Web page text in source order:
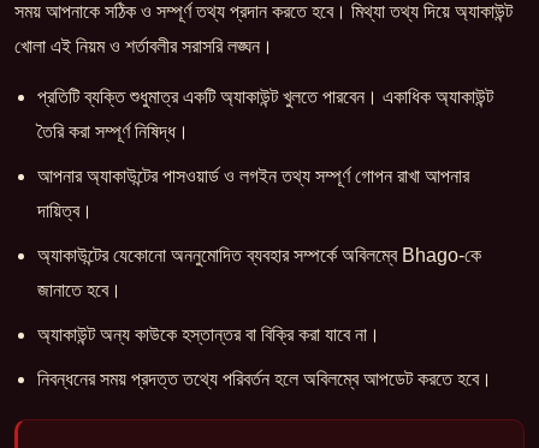
সময় আপনাকে সঠিক ও সম্পূর্ণ তথ্য প্রদান করতে হবে। মিথ্যা তথ্য দিয়ে অ্যাকাউন্ট
খোলা এই নিয়ম ও শর্তাবলীর সরাসরি লঙ্ঘন।
প্রতিটি ব্যক্তি শুধুমাত্র একটি অ্যাকাউন্ট খুলতে পারবেন। একাধিক অ্যাকাউন্ট
তৈরি করা সম্পূর্ণ নিষিদ্ধ।
আপনার অ্যাকাউন্টের পাসওয়ার্ড ও লগইন তথ্য সম্পূর্ণ গোপন রাখা আপনার
দায়িত্ব।
অ্যাকাউন্টের যেকোনো অননুমোদিত ব্যবহার সম্পর্কে অবিলম্বে Bhago-কে
জানাতে হবে।
অ্যাকাউন্ট অন্য কাউকে হস্তান্তর বা বিক্রি করা যাবে না।
নিবন্ধনের সময় প্রদত্ত তথ্যে পরিবর্তন হলে অবিলম্বে আপডেট করতে হবে।